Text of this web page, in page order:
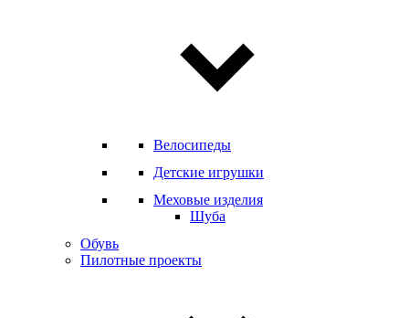
Велосипеды
Детские игрушки
Меховые изделия
Шуба
Обувь
Пилотные проекты